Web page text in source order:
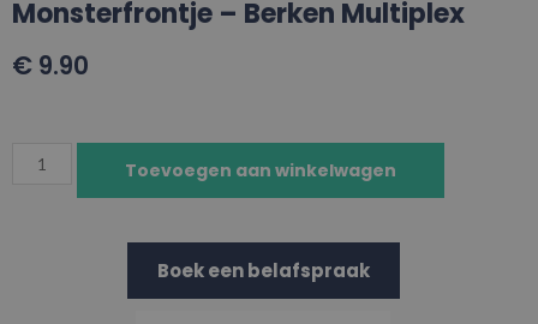
Monsterfrontje – Berken Multiplex
€ 9.90
Toevoegen aan winkelwagen
Boek een belafspraak